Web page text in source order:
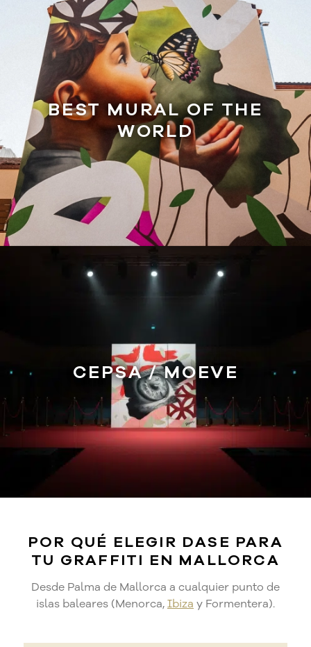
BEST MURAL OF THE
WORLD
CEPSA / MOEVE
POR QUÉ ELEGIR DASE PARA
TU GRAFFITI EN MALLORCA
Desde Palma de Mallorca a cualquier punto de
islas baleares (Menorca,Ibiza y Formentera).